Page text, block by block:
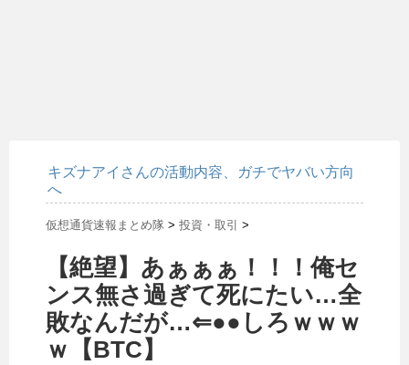
キズナアイさんの活動内容、ガチでヤバい方向
へ
仮想通貨速報まとめ隊 > 投資・取引 >
【絶望】あぁぁぁ！！！俺セ
ンス無さ過ぎて死にたい…全
敗なんだが…⇐●●しろｗｗｗ
ｗ【BTC】